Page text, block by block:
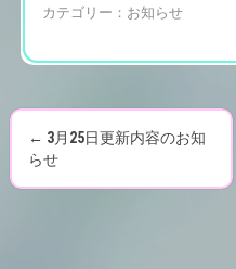
カテゴリー： お知らせ
P
← 3月25日更新内容のお知
らせ